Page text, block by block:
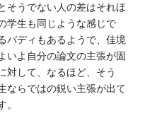
そうでない人の差はそれほ
学生も同じような感じで
バディもあるようで、佳境
いよ自分の論文の主張が固
対して、なるほど、そう
ならではの鋭い主張が出て
。